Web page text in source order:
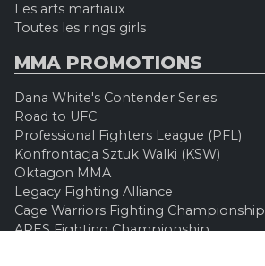
Les arts martiaux
Toutes les rings girls
MMA PROMOTIONS
Dana White's Contender Series
Road to UFC
Professional Fighters League (PFL)
Konfrontacja Sztuk Walki (KSW)
Oktagon MMA
Legacy Fighting Alliance
Cage Warriors Fighting Championship
ARES Fighting Championship